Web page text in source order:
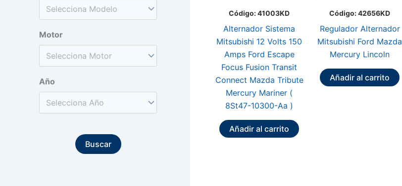
Motor
Año
Buscar
Código: 41003KD
Alternador Sistema
Mitsubishi 12 Volts 150
Amps Ford Escape
Focus Fusion Transit
Connect Mazda Tribute
Mercury Mariner (
8St47-10300-Aa )
Añadir al carrito
Código: 42656KD
Regulador Alternador
Mitsubishi Ford Mazda
Mercury Lincoln
Añadir al carrito